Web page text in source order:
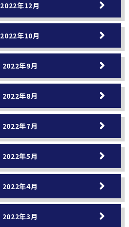
2022年12月
2022年10月
2022年9月
2022年8月
2022年7月
2022年5月
2022年4月
2022年3月